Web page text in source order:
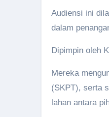
Audiensi ini
dalam
Dipimpin oleh
Mereka
(SKPT), serta
lahan antara